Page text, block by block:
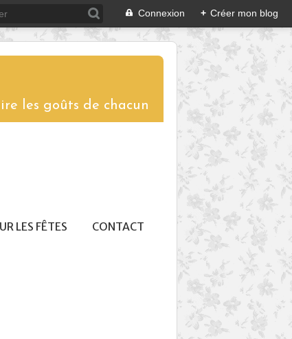
Connexion + Créer mon blog
les goûts de chacun
LES FÊTES CONTACT